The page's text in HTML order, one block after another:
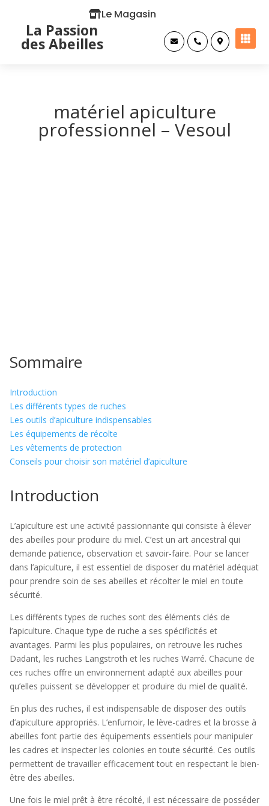
Le Magasin
La Passion
des Abeilles    
matériel apiculture
professionnel – Vesoul
Sommaire
Introduction
Les différents types de ruches
Les outils d’apiculture indispensables
Les équipements de récolte
Les vêtements de protection
Conseils pour choisir son matériel d’apiculture
Introduction
L’apiculture est une activité passionnante qui consiste à élever
des abeilles pour produire du miel. C’est un art ancestral qui
demande patience, observation et savoir-faire. Pour se lancer
dans l’apiculture, il est essentiel de disposer du matériel adéquat
pour prendre soin de ses abeilles et récolter le miel en toute
sécurité.
Les différents types de ruches sont des éléments clés de
l’apiculture. Chaque type de ruche a ses spécificités et
avantages. Parmi les plus populaires, on retrouve les ruches
Dadant, les ruches Langstroth et les ruches Warré. Chacune de
ces ruches offre un environnement adapté aux abeilles pour
qu’elles puissent se développer et produire du miel de qualité.
En plus des ruches, il est indispensable de disposer des outils
d’apiculture appropriés. L’enfumoir, le lève-cadres et la brosse à
abeilles font partie des équipements essentiels pour manipuler
les cadres et inspecter les colonies en toute sécurité. Ces outils
permettent de travailler efficacement tout en respectant le bien-
être des abeilles.
Une fois le miel prêt à être récolté, il est nécessaire de posséder